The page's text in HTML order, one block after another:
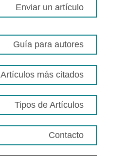
Enviar un artículo
Guía para autores
Artículos más citados
Tipos de Artículos
Contacto